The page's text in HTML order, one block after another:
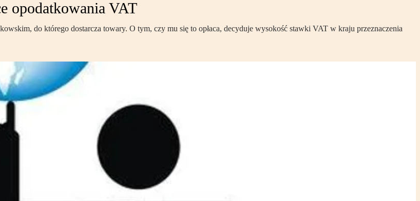
opodatkowania VAT
do którego dostarcza towary. O tym, czy mu się to opłaca, decyduje wysokość stawki VAT w kraju przeznaczenia